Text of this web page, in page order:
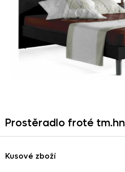
Prostěradlo froté
Kusové zboží